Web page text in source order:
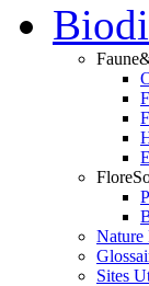
Bio
Faune
Flore
Nature
Sites